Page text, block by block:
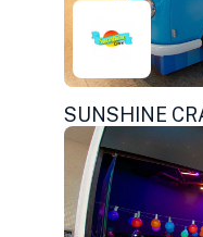
SUNSHINE